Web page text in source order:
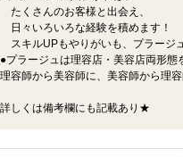
たくさんのお客様と出会え、
日々いろいろな経験を積めます！
スキルUPもやりがいも、プラージ
●プラージュは理容店・美容店両形態
理容師から美容師に、美容師から理
詳しくは備考欄にも記載あり★